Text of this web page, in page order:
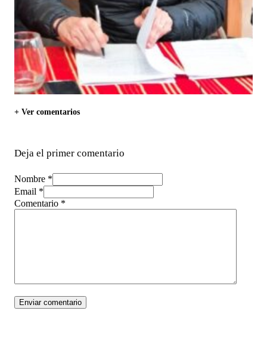
+ Ver comentarios
Deja el primer comentario
Nombre *
Email *
Comentario *